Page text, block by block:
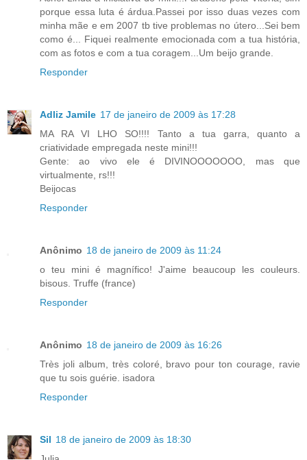
porque essa luta é árdua.Passei por isso duas vezes com
minha mãe e em 2007 tb tive problemas no útero...Sei bem
como é... Fiquei realmente emocionada com a tua história,
com as fotos e com a tua coragem...Um beijo grande.
Responder
Adliz Jamile 17 de janeiro de 2009 às 17:28
MA RA VI LHO SO!!!! Tanto a tua garra, quanto a
criatividade empregada neste mini!!!
Gente: ao vivo ele é DIVINOOOOOOO, mas que
virtualmente, rs!!!
Beijocas
Responder
Anônimo 18 de janeiro de 2009 às 11:24
o teu mini é magnífico! J'aime beaucoup les couleurs.
bisous. Truffe (france)
Responder
Anônimo 18 de janeiro de 2009 às 16:26
Très joli album, très coloré, bravo pour ton courage, ravie
que tu sois guérie. isadora
Responder
Sil 18 de janeiro de 2009 às 18:30